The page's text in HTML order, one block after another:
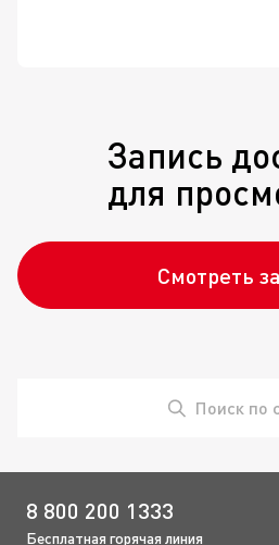
Запись
для
Смотреть
Поиск по
8 800 200 1333
Бесплатная горячая линия